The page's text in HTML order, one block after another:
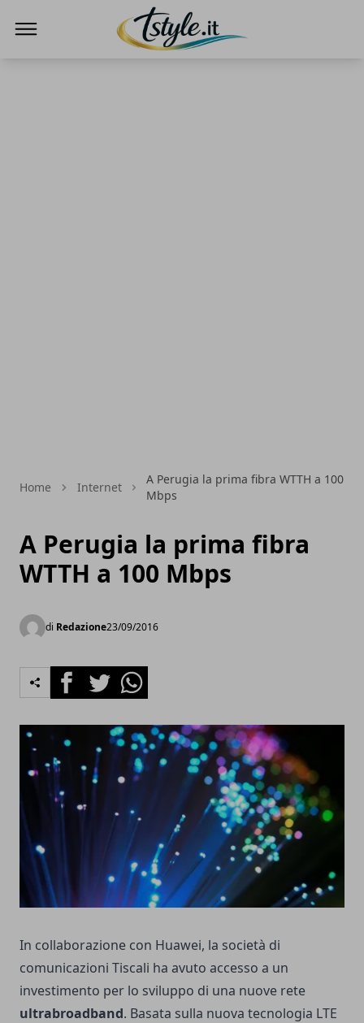
Home Internet
A Perugia la prima fibra WTTH a 100
Mbps
A Perugia la prima fibra
WTTH a 100 Mbps
di Redazione23/09/2016
FacebookTwitterWhatsapp
In collaborazione con Huawei, la società di
comunicazioni Tiscali ha avuto accesso a un
investimento per lo sviluppo di una nuove rete
ultrabroadband. Basata sulla nuova tecnologia LTE